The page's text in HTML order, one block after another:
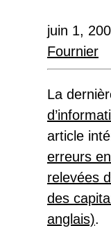
juin 1,
Fournier
La
article
erreurs
relevées
des
anglais).